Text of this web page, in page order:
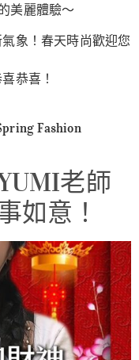
美麗體驗～
象！春天時尚歡迎您
恭喜！
Fashion
老師
如意！